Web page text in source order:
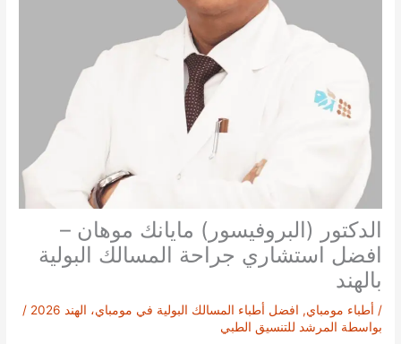
الدكتور (البروفيسور) مايانك موهان –
افضل استشاري جراحة المسالك البولية
بالهند
/ أطباء مومباي, افضل أطباء المسالك البولية في مومباي، الهند 2026
/
بواسطة المرشد للتنسيق الطبي